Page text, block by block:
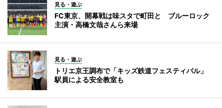
見る・遊ぶ
FC東京、開幕戦は味スタで町田と ブルーロック
主演・高橋文哉さんら来場
見る・遊ぶ
トリエ京王調布で「キッズ鉄道フェスティバル」
駅員による安全教室も